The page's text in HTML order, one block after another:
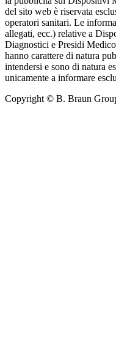
del sito web è riservata
operatori sanitari. Le
allegati, ecc.) relative a
Diagnostici e Presidi
hanno carattere di natura
intendersi e sono di natura
unicamente a informare
Copyright © B. Braun